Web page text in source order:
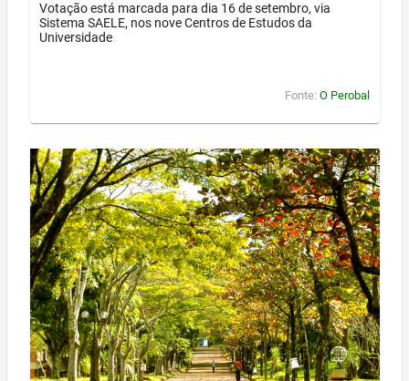
Votação está marcada para dia 16 de setembro, via
Sistema SAELE, nos nove Centros de Estudos da
Universidade
Fonte: O Perobal